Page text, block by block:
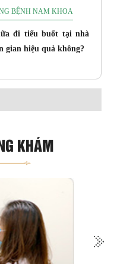
BỆNH NAM KHOA
đi tiểu buốt tại nhà
gian hiệu quả không?
KHÁM